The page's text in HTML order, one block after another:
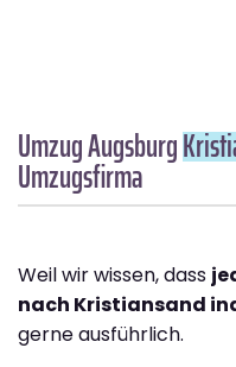
Umzug Augsburg
Umzugsfirma
Weil wir wissen, dass
nach Kristiansand
gerne ausführlich.